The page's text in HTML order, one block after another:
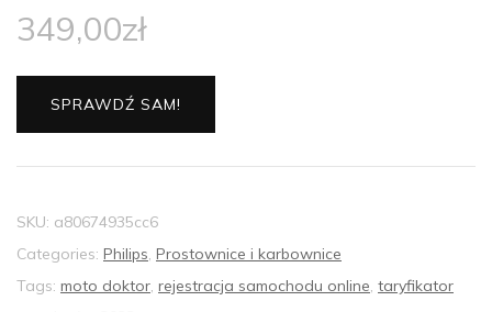
349,00zł
SPRAWDŹ SAM!
SKU: a80674935cc6
Categories: Philips, Prostownice i karbownice
Tags: moto doktor, rejestracja samochodu online, taryfikator